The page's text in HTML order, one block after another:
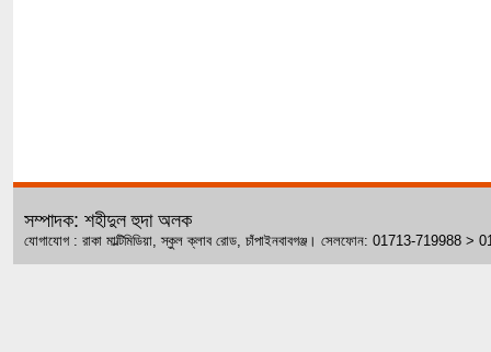
সম্পাদক: শহীদুল হুদা অলক
যোগাযোগ : রাকা মাল্টিমিডিয়া, স্কুল ক্লাব রোড, চাঁপাইনবাবগঞ্জ। সেলফোন: 01713-